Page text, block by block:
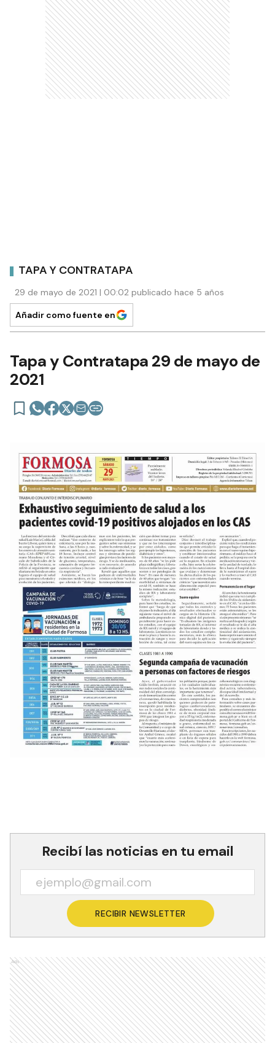
TAPA Y CONTRATAPA
29 de mayo de 2021 | 00:02 publicado hace 5 años
Añadir como fuente en
Tapa y Contratapa 29 de mayo de
2021
Recibí las noticias en tu email
RECIBIR NEWSLETTER
Ads